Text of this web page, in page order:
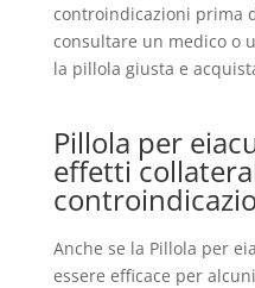
controindicazioni prima
consultare un medico o
la pillola giusta e
Pillola per
effetti
Anche se la Pillola per
essere efficace per